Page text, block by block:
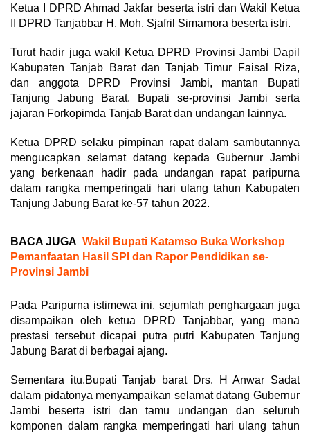
Ketua I DPRD Ahmad Jakfar beserta istri dan Wakil Ketua
II DPRD Tanjabbar H. Moh. Sjafril Simamora beserta istri.
Turut hadir juga wakil Ketua DPRD Provinsi Jambi Dapil
Kabupaten Tanjab Barat dan Tanjab Timur Faisal Riza,
dan anggota DPRD Provinsi Jambi, mantan Bupati
Tanjung Jabung Barat, Bupati se-provinsi Jambi serta
jajaran Forkopimda Tanjab Barat dan undangan lainnya.
Ketua DPRD selaku pimpinan rapat dalam sambutannya
mengucapkan selamat datang kepada Gubernur Jambi
yang berkenaan hadir pada undangan rapat paripurna
dalam rangka memperingati hari ulang tahun Kabupaten
Tanjung Jabung Barat ke-57 tahun 2022.
BACA JUGA Wakil Bupati Katamso Buka Workshop
Pemanfaatan Hasil SPI dan Rapor Pendidikan se-
Provinsi Jambi
Pada Paripurna istimewa ini, sejumlah penghargaan juga
disampaikan oleh ketua DPRD Tanjabbar, yang mana
prestasi tersebut dicapai putra putri Kabupaten Tanjung
Jabung Barat di berbagai ajang.
Sementara itu,Bupati Tanjab barat Drs. H Anwar Sadat
dalam pidatonya menyampaikan selamat datang Gubernur
Jambi beserta istri dan tamu undangan dan seluruh
komponen dalam rangka memperingati hari ulang tahun